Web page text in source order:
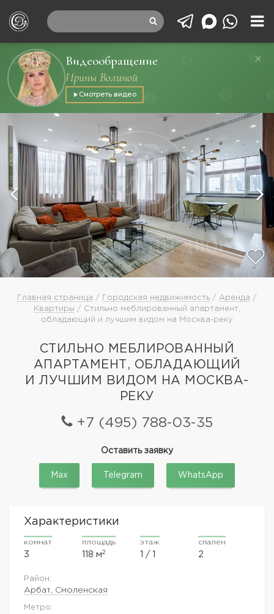
Видеообращение
Ирины Волиной
Смотреть видео
Главная страница / Городская недвижимость / Аренда /
Квартиры / Стильно меблированный апартамент,
обладающий и лучшим видом на Москва-реку
СТИЛЬНО МЕБЛИРОВАННЫЙ
АПАРТАМЕНТ, ОБЛАДАЮЩИЙ
И ЛУЧШИМ ВИДОМ НА МОСКВА-
РЕКУ
+7 (495) 788-03-35
Оставить заявку
Max Telegram WhatsApp
Характеристики
комнат
3
площадь
118 м2
этаж
1 / 1
спален
2
Район:
Арбат, Смоленская
Метро: